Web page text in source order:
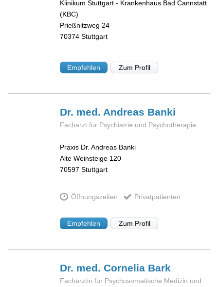
Klinikum Stuttgart - Krankenhaus Bad Cannstatt
(KBC)
Prießnitzweg 24
70374 Stuttgart
Empfehlen Zum Profil
Dr. med. Andreas Banki
Facharzt für Psychiatrie und Psychotherapie
Praxis Dr. Andreas Banki
Alte Weinsteige 120
70597 Stuttgart
Öffnungszeiten Privatpatienten
Empfehlen Zum Profil
Dr. med. Cornelia Bark
Fachärztin für Psychosomatische Medizin und